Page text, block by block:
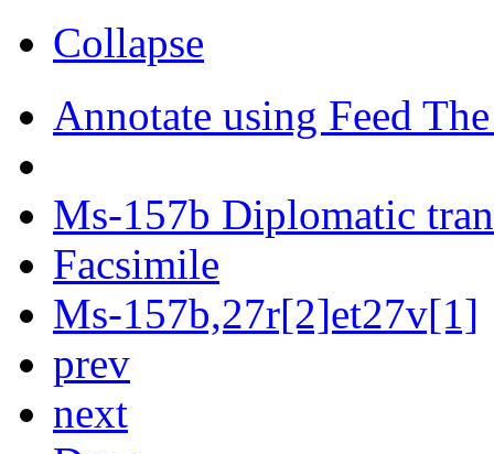
Collapse
Annotate using Feed
Ms-157b Diplomatic
Facsimile
Ms-157b,27r[2]et27v[1]
prev
next